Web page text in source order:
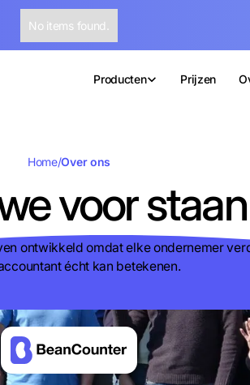
No items found.
Producten Prijzen
Home/Over ons
voor staan
ontwikkeld omdat elke ondernemer
écht kan betekenen.